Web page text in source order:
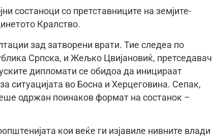
состаноци со претставниците на земјите-
Кралство.
зад затворени врати. Тие следеа по
Српска, и Жељко Цвијановиќ, претседавач
дипломати се обидоа да иницираат
ситуацијата во Босна и Херцеговина. Сепак,
одржан поинаков формат на состанок –
кои веќе ги изјавиле нивните влади